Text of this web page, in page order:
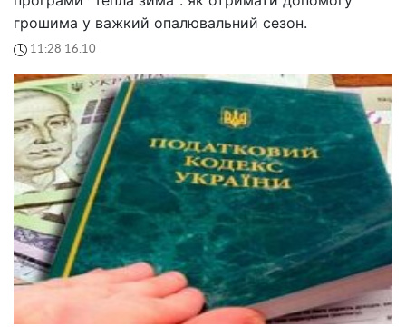
грошима у важкий опалювальний сезон.
11:28 16.10